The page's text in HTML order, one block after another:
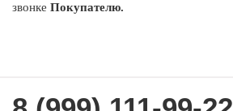
звонке Покупателю.